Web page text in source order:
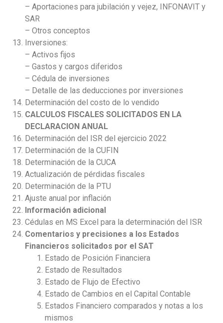
– Aportaciones para jubilación y vejez, INFONAVIT y
SAR
– Otros conceptos
Inversiones:
– Activos fijos
– Gastos y cargos diferidos
– Cédula de inversiones
– Detalle de las deducciones por inversiones
Determinación del costo de lo vendido
CALCULOS FISCALES SOLICITADOS EN LA
DECLARACION ANUAL
Determinación del ISR del ejercicio 2022
Determinación de la CUFIN
Determinación de la CUCA
Actualización de pérdidas fiscales
Determinación de la PTU
Ajuste anual por inflación
Información adicional
Cédulas en MS Excel para la determinación del ISR
Comentarios y precisiones a los Estados
Financieros solicitados por el SAT
Estado de Posición Financiera
Estado de Resultados
Estado de Flujo de Efectivo
Estado de Cambios en el Capital Contable
Estados Financiero comparados y notas a los
mismos